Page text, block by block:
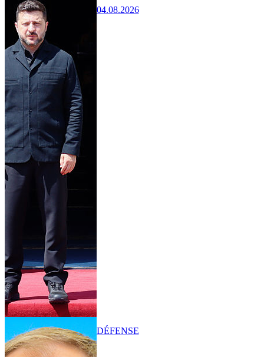
04.08.2026
DÉFENSE